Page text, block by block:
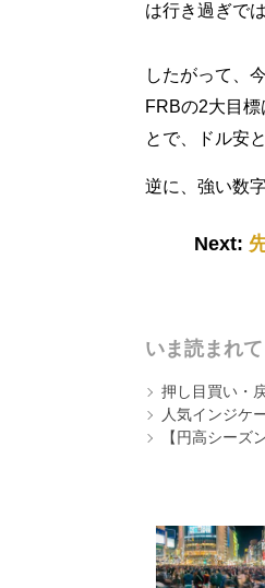
は行き過ぎで
したがって、
FRBの2大目
とで、ドル安
逆に、強い数
Next:
いま読まれ
押し目買い・
人気インジケ
【円高シーズ